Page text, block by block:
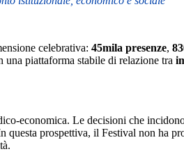
celebrativa: 45mila presenze,
piattaforma stabile di relazione tra
economica. Le decisioni che
questa prospettiva, il Festival non ha